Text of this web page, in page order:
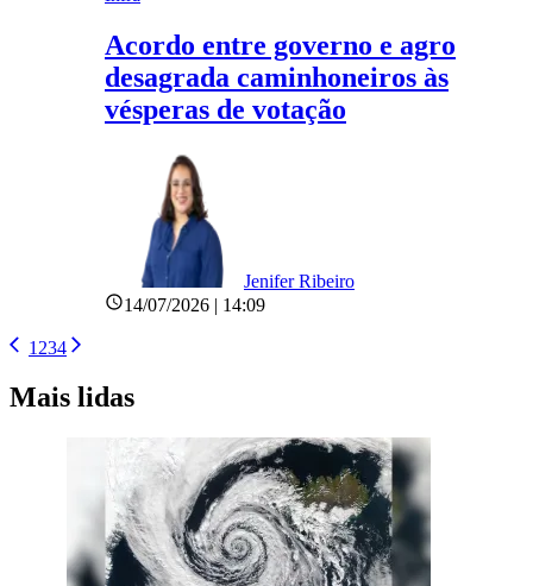
Acordo entre governo e agro
desagrada caminhoneiros às
vésperas de votação
Jenifer Ribeiro
14/07/2026 | 14:09
1 234
Mais lidas